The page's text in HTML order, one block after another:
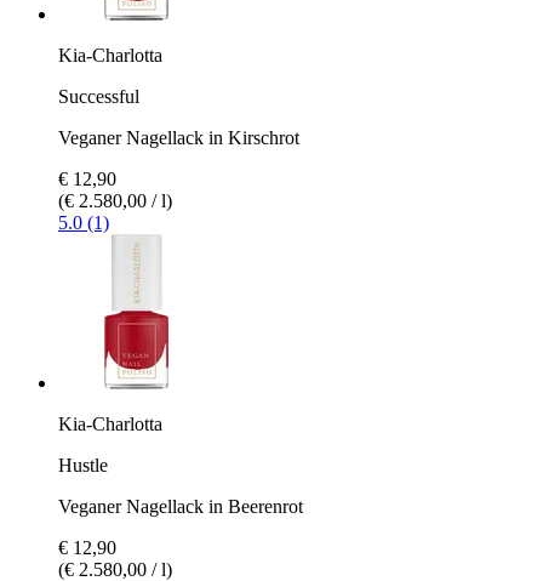
Kia-Charlotta
Successful
Veganer Nagellack in Kirschrot
€ 12,90
(€ 2.580,00 / l)
5.0 (1)
Kia-Charlotta
Hustle
Veganer Nagellack in Beerenrot
€ 12,90
(€ 2.580,00 / l)